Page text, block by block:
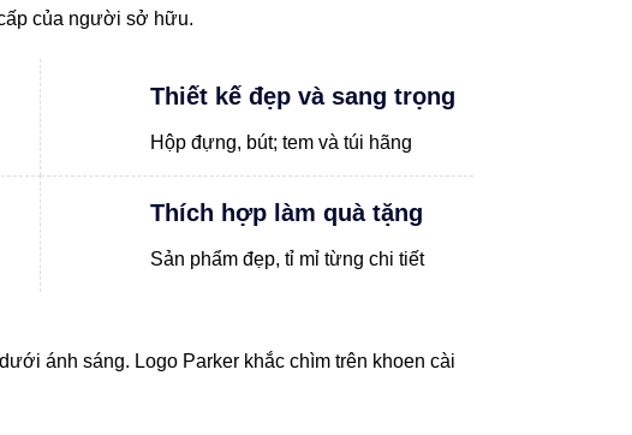
của người sở hữu.
Thiết kế đẹp và sang trọng
Hộp đựng, bút; tem và túi hãng
Thích hợp làm quà tặng
Sản phẩm đẹp, tỉ mỉ từng chi tiết
ánh sáng. Logo Parker khắc chìm trên khoen cài